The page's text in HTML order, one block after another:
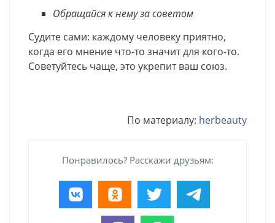
Обращайся к нему за советом
Судите сами: каждому человеку приятно,
когда его мнение что-то значит для кого-то.
Советуйтесь чаще, это укрепит ваш союз.
По материалу: herbeauty
Понравилось? Расскажи друзьям: